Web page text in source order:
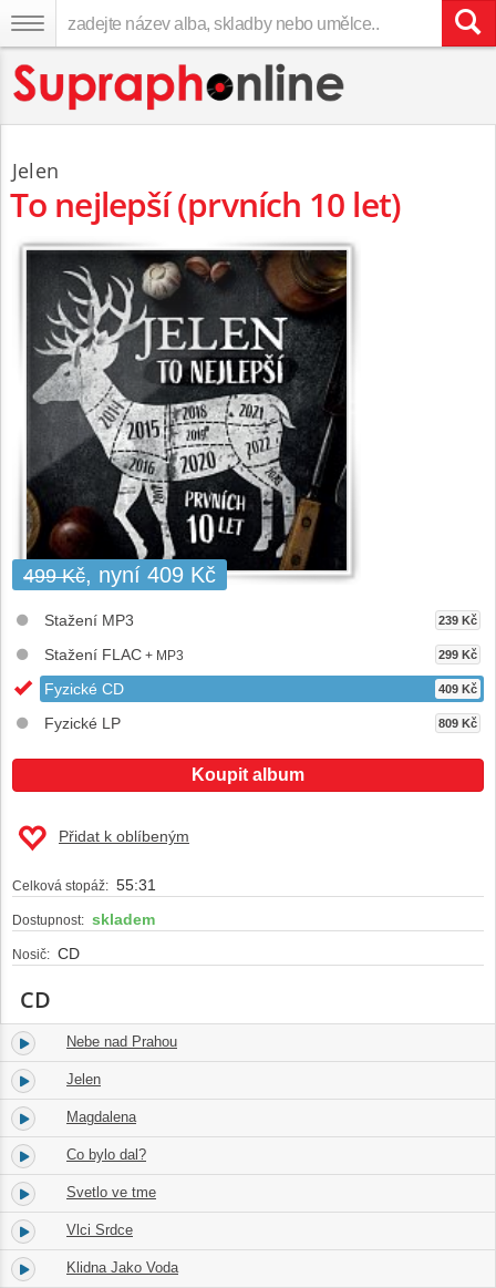
Jelen
To nejlepší (prvních 10 let)
499 Kč, nyní 409 Kč
Stažení MP3 239 Kč
Stažení FLAC + MP3 299 Kč
Fyzické CD 409 Kč
Fyzické LP 809 Kč
Koupit album
Přidat k oblíbeným
Celková stopáž: 55:31
Dostupnost: skladem
Nosič: CD
CD
1. Nebe nad Prahou
2. Jelen
3. Magdalena
4. Co bylo dal?
5. Svetlo ve tme
6. Vlci Srdce
7. Klidna Jako Voda